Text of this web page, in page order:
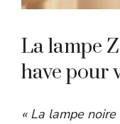
La lampe
have pour
« La lampe noire